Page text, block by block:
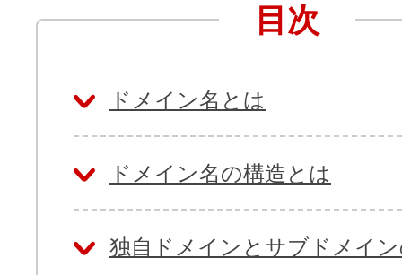
Microsoft 365 目次
ドメイン名とは
ドメイン名の構造とは
独自ドメインとサブドメイ